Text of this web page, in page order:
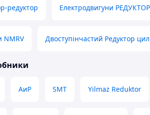
Недоліки
редуктор Електродвигуни
NMRV Двоступінчастий Редуктор
АиР SMT Yilmaz Reduktor